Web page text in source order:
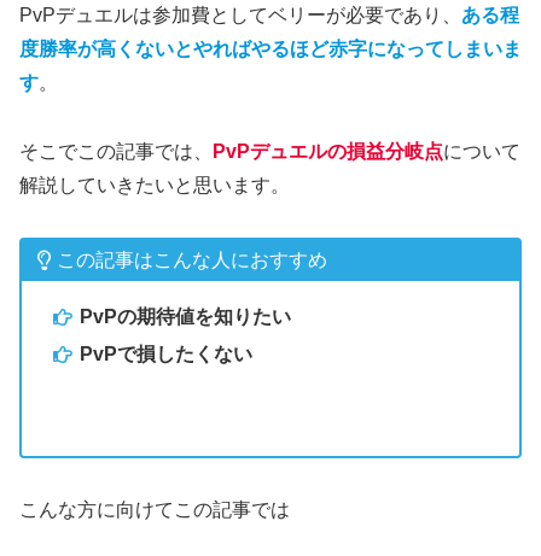
PvPデュエルは参加費としてベリーが必要であり、 ある程
度勝率が高くないとやればやるほど赤字になってしまいま
す。
そこでこの記事では、 PvPデュエルの損益分岐点について
解説していきたいと思います。
この記事はこんな人におすすめ
PvPの期待値を知りたい
PvPで損したくない
こんな方に向けてこの記事では